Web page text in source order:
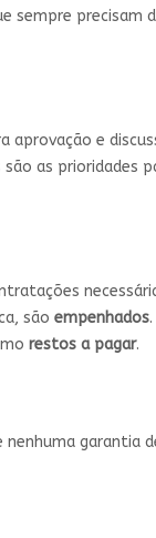
sempre precisam
e
as prioridades
são empenhados
restos a pagar.
garantia